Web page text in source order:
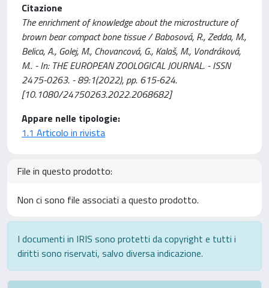
Citazione
The enrichment of knowledge about the microstructure of
brown bear compact bone tissue / Babosová, R., Zedda, M.,
Belica, A., Golej, M., Chovancová, G., Kalaš, M., Vondráková,
M.. - In: THE EUROPEAN ZOOLOGICAL JOURNAL. - ISSN
2475-0263. - 89:1(2022), pp. 615-624.
[10.1080/24750263.2022.2068682]
Appare nelle tipologie:
1.1 Articolo in rivista
File in questo prodotto:
Non ci sono file associati a questo prodotto.
I documenti in IRIS sono protetti da copyright e tutti i
diritti sono riservati, salvo diversa indicazione.